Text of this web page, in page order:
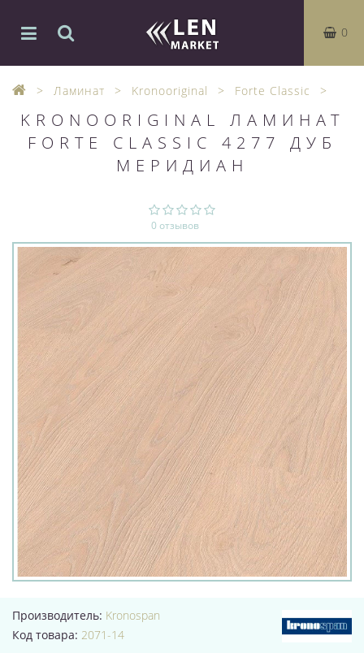
0
Ламинат Kronooriginal Forte Classic
KRONOORIGINAL ЛАМИНАТ
FORTE CLASSIC 4277 ДУБ
МЕРИДИАН
0 отзывов
Производитель: Kronospan
Код товара: 2071-14